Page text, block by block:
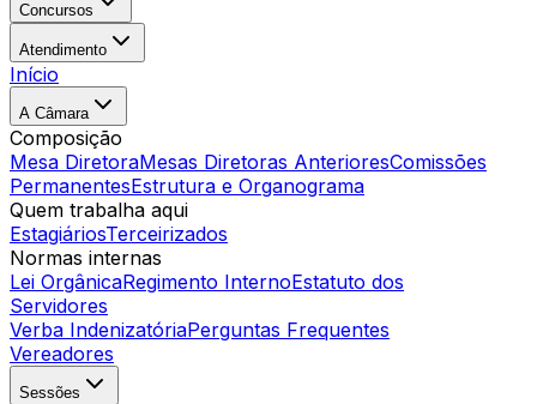
Concursos
Atendimento
Início
A Câmara
Composição
Mesa DiretoraMesas Diretoras AnterioresComissões
PermanentesEstrutura e Organograma
Quem trabalha aqui
EstagiáriosTerceirizados
Normas internas
Lei OrgânicaRegimento InternoEstatuto dos
Servidores
Verba IndenizatóriaPerguntas Frequentes
Vereadores
Sessões